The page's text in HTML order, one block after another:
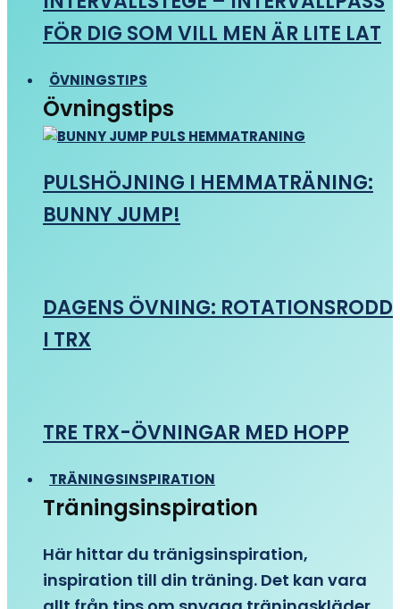
FÖR DIG SOM VILL MEN ÄR LITE LAT
ÖVNINGSTIPS
Övningstips
PULSHÖJNING I HEMMATRÄNING:
BUNNY JUMP!
DAGENS ÖVNING: ROTATIONSRODD
I TRX
TRE TRX-ÖVNINGAR MED HOPP
TRÄNINGSINSPIRATION
Träningsinspiration
Här hittar du tränigsinspiration,
inspiration till din träning. Det kan vara